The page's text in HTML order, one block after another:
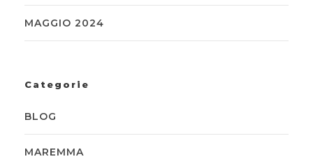
MAGGIO 2024
Categorie
BLOG
MAREMMA